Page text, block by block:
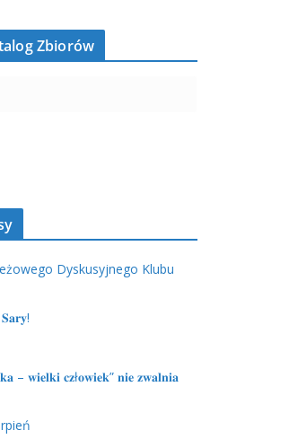
Zbiorów
Dyskusyjnego Klubu
– 𝐰𝐢𝐞𝐥𝐤𝐢 𝐜𝐳ł𝐨𝐰𝐢𝐞𝐤” 𝐧𝐢𝐞 𝐳𝐰𝐚𝐥𝐧𝐢𝐚